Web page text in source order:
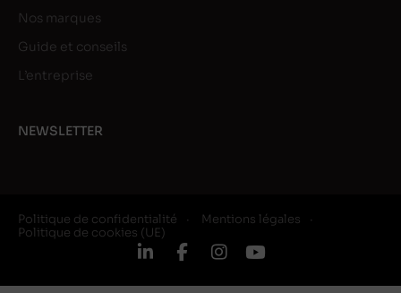
Nos marques
Guide et conseils
L’entreprise
NEWSLETTER
Politique de confidentialité
Mentions légales
Politique de cookies (UE)